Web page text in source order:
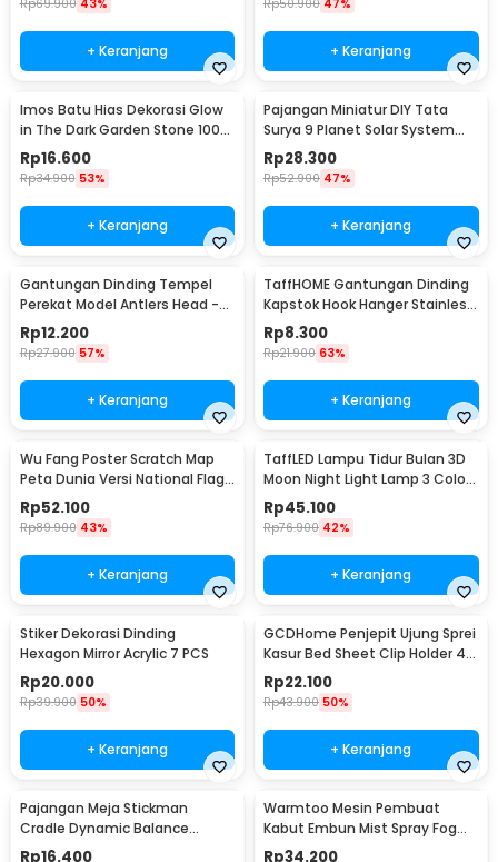
Rp69.900 43%
+ Keranjang
Rp50.900 47%
+ Keranjang
Imos Batu Hias Dekorasi Glow
in The Dark Garden Stone 100
PCS - HC0043
Rp16.600
Rp34.900 53%
+ Keranjang
Pajangan Miniatur DIY Tata
Surya 9 Planet Solar System
Planetary - 2135
Rp28.300
Rp52.900 47%
+ Keranjang
Gantungan Dinding Tempel
Perekat Model Antlers Head -
MU03
Rp12.200
Rp27.900 57%
+ Keranjang
TaffHOME Gantungan Dinding
Kapstok Hook Hanger Stainless
Steel 201 - MT11
Rp8.300
Rp21.900 63%
+ Keranjang
Wu Fang Poster Scratch Map
Peta Dunia Versi National Flag
- ZJP-M018
Rp52.100
Rp89.900 43%
+ Keranjang
TaffLED Lampu Tidur Bulan 3D
Moon Night Light Lamp 3 Color
8cm 1W 5V - LD002701
Rp45.100
Rp76.900 42%
+ Keranjang
Stiker Dekorasi Dinding
Hexagon Mirror Acrylic 7 PCS
Rp20.000
Rp39.900 50%
+ Keranjang
GCDHome Penjepit Ujung Sprei
Kasur Bed Sheet Clip Holder 4
PCS - FS-1809
Rp22.100
Rp43.900 50%
+ Keranjang
Pajangan Meja Stickman
Cradle Dynamic Balance
Instrument Ball Pendulum
Rp16.400
Warmtoo Mesin Pembuat
Kabut Embun Mist Spray Fog
Maker 12 LED 24V - WT01
Rp34.200